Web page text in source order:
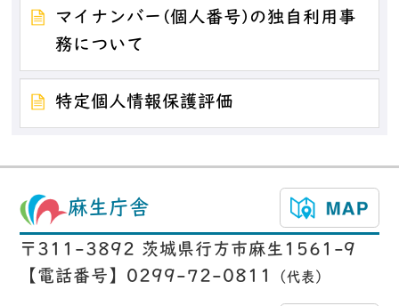
マイナンバー(個人番号)の独自利用事
務について
特定個人情報保護評価
麻生庁舎
〒311-3892 茨城県行方市麻生1561-9
【電話番号】0299-72-0811
（代表）